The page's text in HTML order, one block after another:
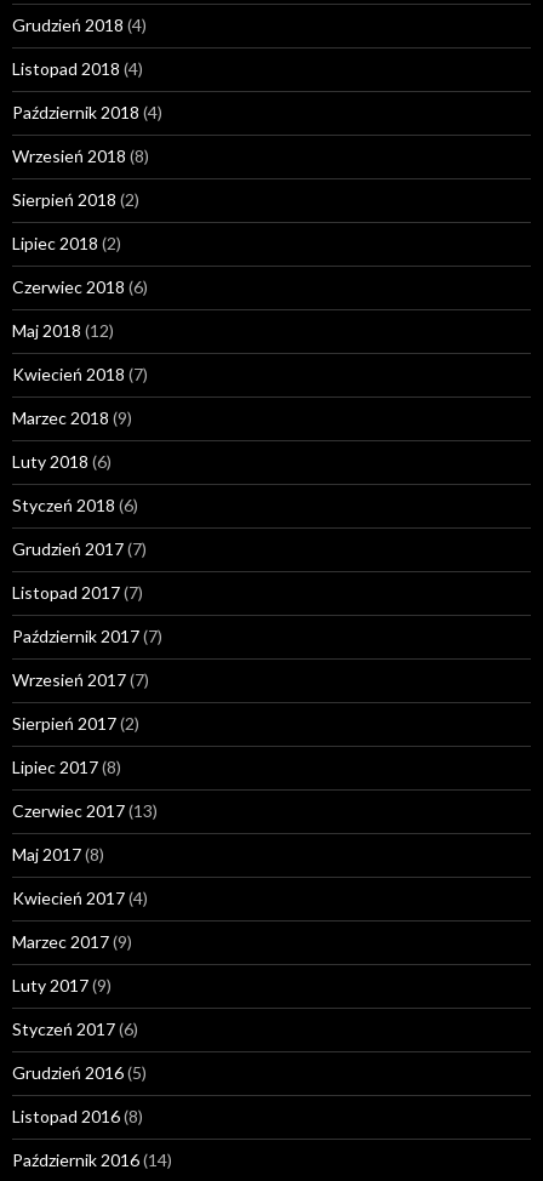
Grudzień 2018 (4)
Listopad 2018 (4)
Październik 2018 (4)
Wrzesień 2018 (8)
Sierpień 2018 (2)
Lipiec 2018 (2)
Czerwiec 2018 (6)
Maj 2018 (12)
Kwiecień 2018 (7)
Marzec 2018 (9)
Luty 2018 (6)
Styczeń 2018 (6)
Grudzień 2017(7)
Listopad 2017(7)
Październik 2017(7)
Wrzesień 2017(7)
Sierpień 2017(2)
Lipiec 2017(8)
Czerwiec 2017(13)
Maj 2017(8)
Kwiecień 2017(4)
Marzec 2017(9)
Luty 2017(9)
Styczeń 2017(6)
Grudzień 2016(5)
Listopad 2016(8)
Październik 2016(14)